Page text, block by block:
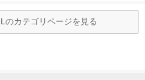
のカテゴリページを見る